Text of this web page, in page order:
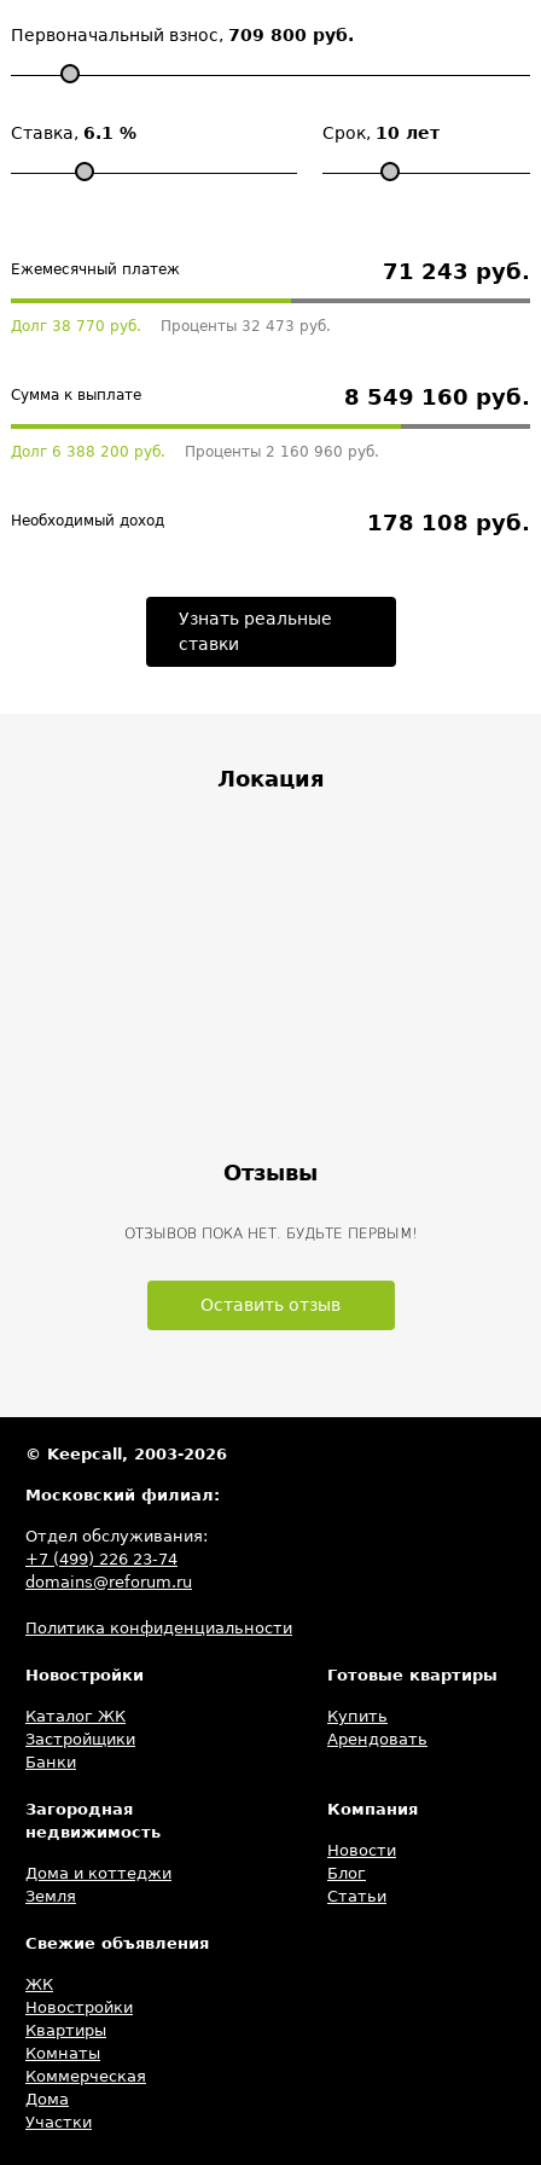
Первоначальный взнос, 709 800 руб.
Ставка, 6.1 % Срок, 10 лет
Ежемесячный платеж 71 243 руб.
Долг 38 770 руб. Проценты 32 473 руб.
Сумма к выплате 8 549 160 руб.
Долг 6 388 200 руб. Проценты 2 160 960 руб.
Необходимый доход 178 108 руб.
Узнать реальные
ставки
Локация
Отзывы
ОТЗЫВОВ ПОКА НЕТ. БУДЬТЕ ПЕРВЫМ!
Оставить отзыв
© Keepcall, 2003-2026
Московский филиал:
Отдел обслуживания:
+7 (499) 226 23-74
domains@reforum.ru
Политика конфиденциальности
Новостройки
Каталог ЖК
Застройщики
Банки
Готовые квартиры
Купить
Арендовать
Загородная
недвижимость
Дома и коттеджи
Земля
Компания
Новости
Блог
Статьи
Свежие объявления
ЖК
Новостройки
Квартиры
Комнаты
Коммерческая
Дома
Участки